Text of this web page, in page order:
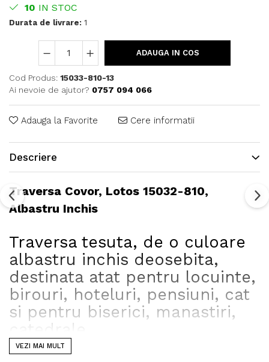
10 IN STOC
Durata de livrare: 1
ADAUGA IN COS
Cod Produs: 15033-810-13
Ai nevoie de ajutor? 0757 094 066
Adauga la Favorite Cere informatii
Descriere
Traversa Covor, Lotos 15032-810,
Albastru Inchis
Traversa tesuta, de o culoare
albastru inchis deosebita,
destinata atat pentru locuinte,
birouri, hoteluri, pensiuni, cat
si pentru biserici, manastiri,
catedrale.
Pentru diverse marimi va
VEZI MAI MULT